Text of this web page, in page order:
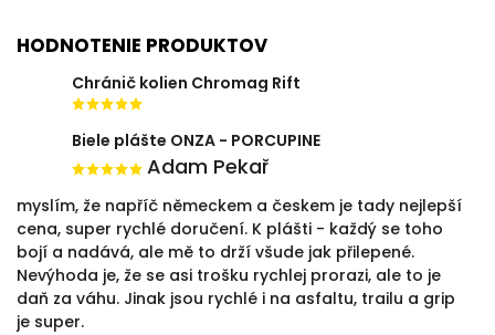
HODNOTENIE PRODUKTOV
Chránič kolien Chromag Rift
Biele plášte ONZA - PORCUPINE
Adam Pekař
myslím, že napříč německem a českem je tady nejlepší
cena, super rychlé doručení. K plášti - každý se toho
bojí a nadává, ale mě to drží všude jak přilepené.
Nevýhoda je, že se asi trošku rychlej prorazi, ale to je
daň za váhu. Jinak jsou rychlé i na asfaltu, trailu a grip
je super.